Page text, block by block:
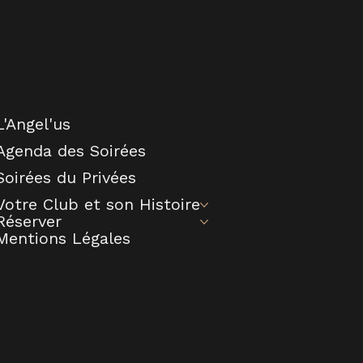
des Soirées
du Privées
Club et son Histoire
Légales